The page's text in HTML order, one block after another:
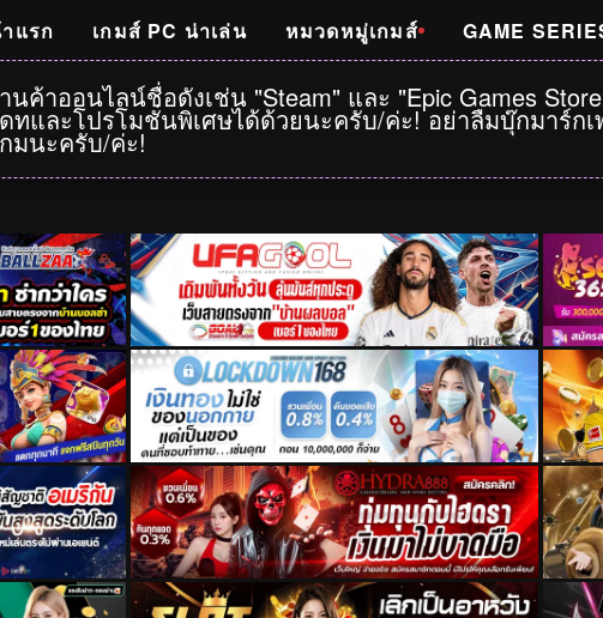
แรก เกมส์ PC น่าเล่น หมวดหมู่เกมส์ GAME
ค้าออนไลน์ชื่อดังเช่น "Steam" และ "Epic Games
และโปรโมชั่นพิเศษได้ด้วยนะครับ/ค่ะ! อย่าลืมบุ๊กมาร์ก
มนะครับ/ค่ะ!